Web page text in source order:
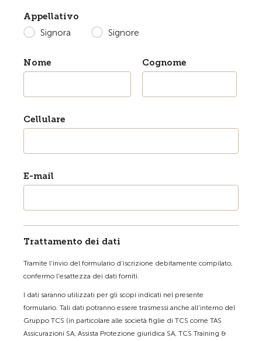
Appellativo
Signora
Signore
Nome Cognome
Cellulare
E-mail
Trattamento dei dati
Tramite l'invio del formulario d'iscrizione debitamente compilato,
confermo l'esattezza dei dati forniti.
I dati saranno utilizzati per gli scopi indicati nel presente
formulario. Tali dati potranno essere trasmessi anche all'interno del
Gruppo TCS (in particolare alle società figlie di TCS come TAS
Assicurazioni SA, Assista Protezione giuridica SA, TCS Training &